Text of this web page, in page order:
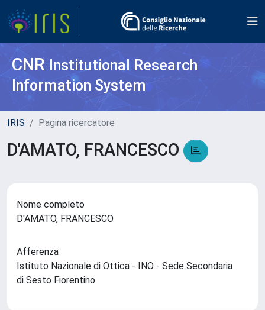
CNR Institutional Research
Information System
IRIS Pagina ricercatore
D'AMATO, FRANCESCO
Nome completo
D'AMATO, FRANCESCO
Afferenza
Istituto Nazionale di Ottica - INO - Sede Secondaria
di Sesto Fiorentino